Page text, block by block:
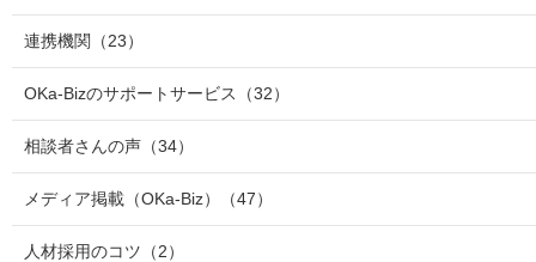
連携機関 （23）
OKa-Bizのサポートサービス （32）
相談者さんの声 （34）
メディア掲載（OKa-Biz） （47）
人材採用のコツ （2）